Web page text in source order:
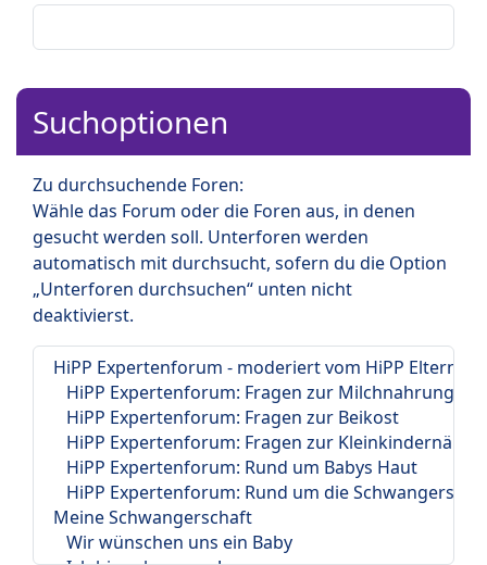
Suchoptionen
Zu durchsuchende Foren:
Wähle das Forum oder die Foren aus, in denen
gesucht werden soll. Unterforen werden
automatisch mit durchsucht, sofern du die Option
„Unterforen durchsuchen“ unten nicht
deaktivierst.